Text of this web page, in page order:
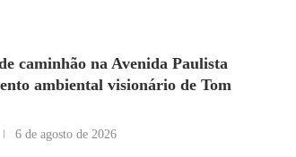
caminhão na Avenida Paulista
ambiental visionário de Tom
6 de agosto de 2026